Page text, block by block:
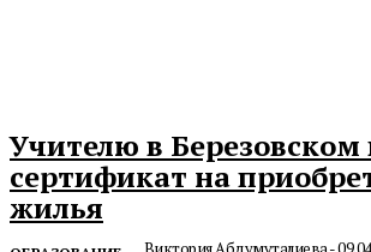
Учителю в Березовском
сертификат на
жилья